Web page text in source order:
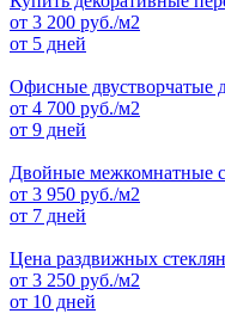
от 3 200 руб./м2
от 5 дней
Офисные двустворчатые
от 4 700 руб./м2
от 9 дней
Двойные межкомнатные
от 3 950 руб./м2
от 7 дней
Цена раздвижных
от 3 250 руб./м2
от 10 дней